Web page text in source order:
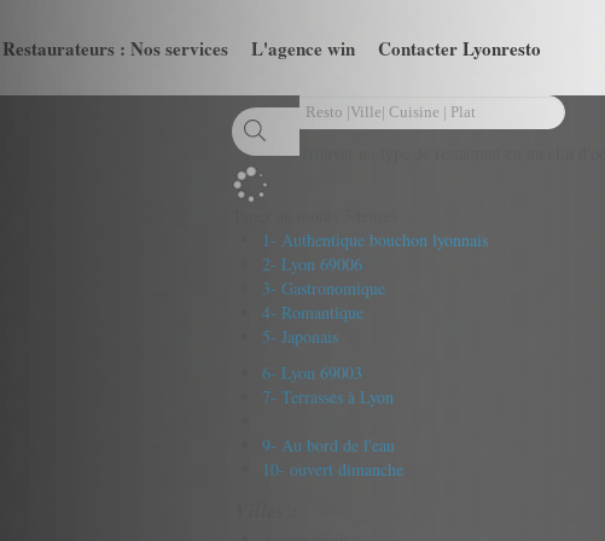
Restaurateurs : Nos services L'agence win Contacter Lyonresto
1- Authentique bouchon lyonnais
2- Lyon 69006
3- Gastronomique
4- Romantique
5- Japonais
6- Lyon 69003
7- Terrasses à Lyon
9- Au bord de l'eau
10- ouvert dimanche